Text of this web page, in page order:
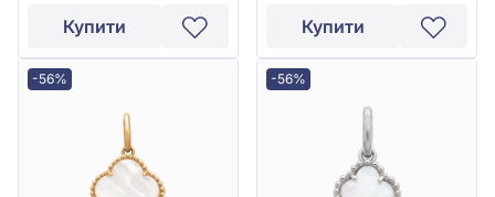
Купити Купити
-56% -56%